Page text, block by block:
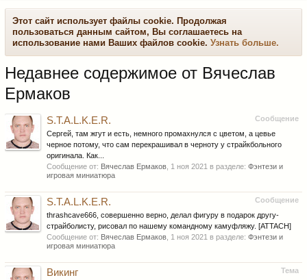
Этот сайт использует файлы cookie. Продолжая
пользоваться данным сайтом, Вы соглашаетесь на
использование нами Ваших файлов cookie. Узнать больше.
Недавнее содержимое от Вячеслав
Ермаков
Сообщение
S.T.A.L.K.E.R.
Сергей, там жгут и есть, немного промахнулся с цветом, а цевье
черное потому, что сам перекрашивал в черноту у страйкбольного
оригинала. Как...
Сообщение от: Вячеслав Ермаков 1 ноя 2021 в разделе: Фэнтези и
игровая миниатюра
Сообщение
S.T.A.L.K.E.R.
thrashcave666, совершенно верно, делал фигуру в подарок другу-
страйболисту, рисовал по нашему командному камуфляжу. [ATTACH]
Сообщение от: Вячеслав Ермаков 1 ноя 2021 в разделе: Фэнтези и
игровая миниатюра
Тема
Викинг